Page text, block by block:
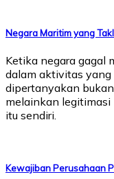
Negara Maritim yang
Ketika negara gagal
dalam aktivitas yang
dipertanyakan
melainkan legitimasi
itu sendiri.
Kewajiban Perusahaan